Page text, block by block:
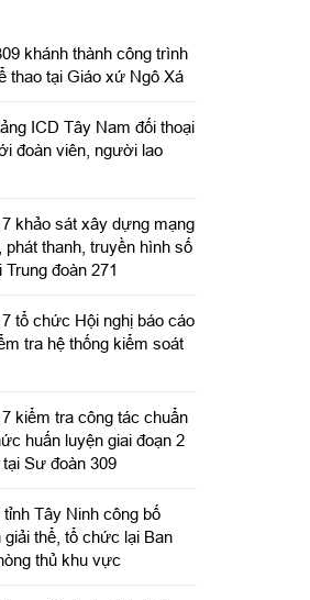
khánh thành công trình
thao tại Giáo xứ Ngô Xá
ICD Tây Nam đối thoại
đoàn viên, người lao
khảo sát xây dựng mạng
phát thanh, truyền hình số
Trung đoàn 271
tổ chức Hội nghị báo cáo
tra hệ thống kiểm soát
kiểm tra công tác chuẩn
huấn luyện giai đoạn 2
Sư đoàn 309
Tây Ninh công bố
giải thể, tổ chức lại Ban
thủ khu vực